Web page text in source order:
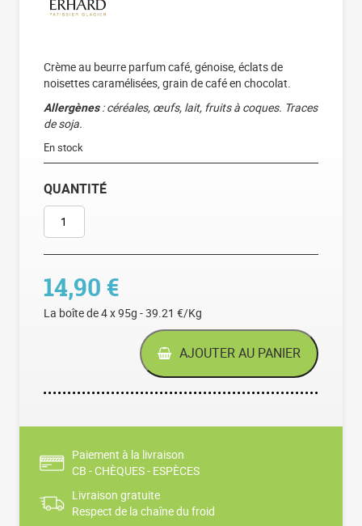
Crème au beurre parfum café, génoise, éclats de
noisettes caramélisées, grain de café en chocolat.
Allergènes: céréales, œufs, lait, fruits à coques. Traces
de soja.
En stock
QUANTITÉ
QUANTITÉ DE MOKA AU CAFÉ
14,90€
La boîte de 4 x 95g - 39.21 €/Kg
AJOUTER AU PANIER
Paiement à la livraison
CB - CHÈQUES - ESPÈCES
Livraison gratuite
Respect de la chaîne du froid